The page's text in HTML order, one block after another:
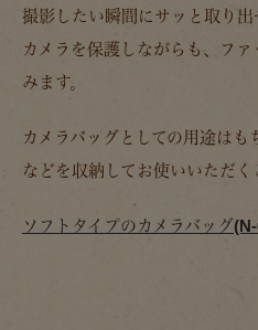
撮影したい瞬間にサッと取り出
カメラを保護しながらも、フ
みます。
カメラバッグとしての用途は
などを収納してお使いいただく
ソフトタイプのカメラバッグ